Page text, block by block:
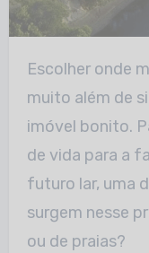
Escolher onde morar é uma decisão que vai
muito além de
imóvel bonito.
de vida para a
futuro lar, uma
surgem nesse
ou de praias?